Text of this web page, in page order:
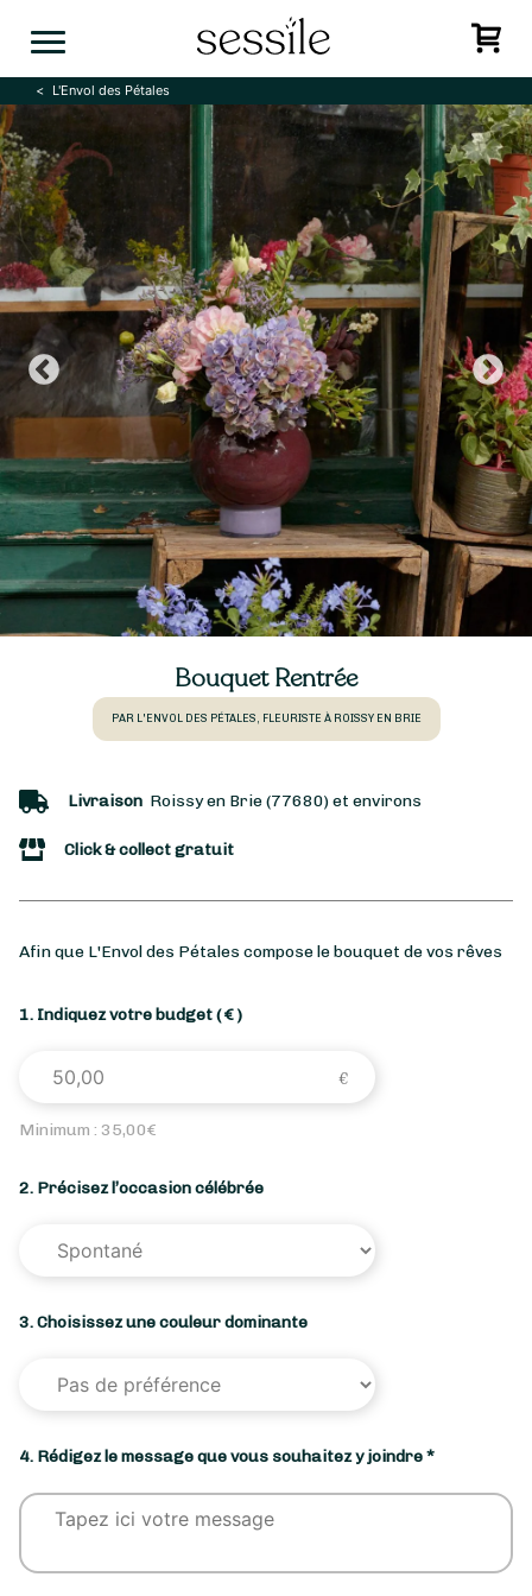
L'Envol des Pétales
Previous
Bouquet Rentrée
PAR L'ENVOL DES PÉTALES, FLEURISTE À ROISSY EN BRIE
Livraison Roissy en Brie (77680) et environs
Click & collect gratuit
Afin que L'Envol des Pétales compose le bouquet de vos rêves
1. Indiquez votre budget( € )
Minimum : 35,00€
2. Précisez l’occasion célébrée
3. Choisissez une couleur dominante
4. Rédigez le message que vous souhaitez y joindre *